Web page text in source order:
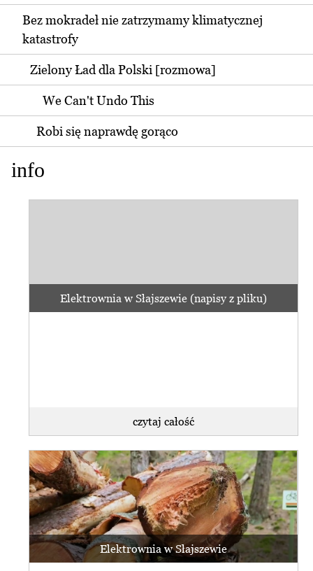
Bez mokradeł nie zatrzymamy klimatycznej
katastrofy
Zielony Ład dla Polski [rozmowa]
We Can't Undo This
Robi się naprawdę gorąco
info
Elektrownia w Słajszewie (napisy z pliku)
czytaj całość
Elektrownia w Słajszewie